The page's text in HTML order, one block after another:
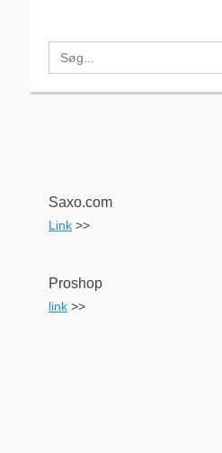
Search
for:
Saxo.com
Link >>
Proshop
link >>